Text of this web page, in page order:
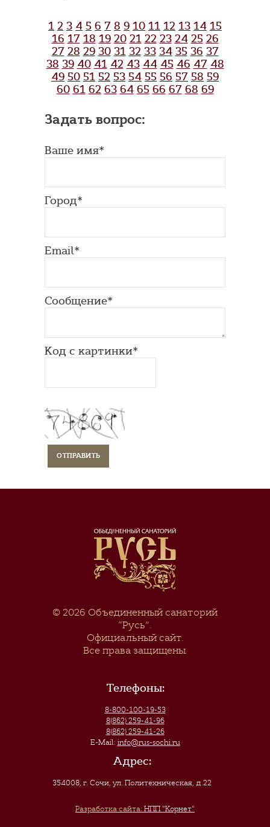
1 2 3 4 5 6 7 8 9 10 11 12 13 14 15
16 17 18 19 20 21 22 23 24 25 26
27 28 29 30 31 32 33 34 35 36 37
38 39 40 41 42 43 44 45 46 47 48
49 50 51 52 53 54 55 56 57 58 59
60 61 62 63 64 65 66 67 68 69
Задать вопрос:
Ваше имя*
Город*
Email*
Сообщение*
Код с картинки*
© 2026 Объединенный санаторий
“Русь”.
Официальный сайт.
Все права защищены.
Телефоны:
8-800-100-19-53
8(862) 259-41-96
8(862) 259-41-26
E-Mail: info@rus-sochi.ru
Адрес:
354008, г. Сочи,ул. Политехническая, д.22
Разработка сайта: НПП "Корнет"